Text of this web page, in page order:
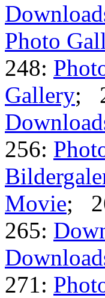
Photo
248:
Gallery;
256:
Movie;
265:
271: